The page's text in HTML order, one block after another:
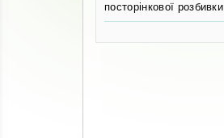
посторінкової розбивки